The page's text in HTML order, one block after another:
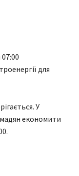
для
У
економити